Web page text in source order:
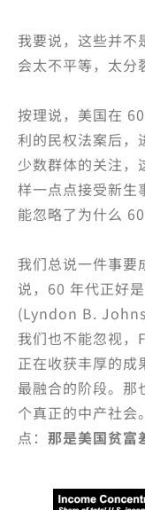
我要说，这些并不
会太不平等，太分
按理说，美国在
利的民权法案后，
少数群体的关注，
样一点点接受新生
能忽略了为什么
我们总说一件事要
说，60 年代正好
(Lyndon B.
我们也不能忽视，
正在收获丰厚的成
最融合的阶段。那
个真正的中产社会
点： 那是美国贫富